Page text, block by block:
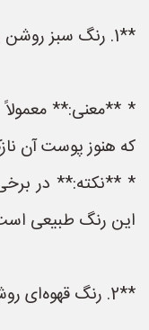
**1. رنگ سبز روشن یا سبز مایل به خاکستری:**
* **معنی:**
که هنوز پوست آن
* **نکته:** در برخی
این رنگ طبیعی
**2. رنگ قهوه‌ای روشن تا قهوه‌ای متوسط:**